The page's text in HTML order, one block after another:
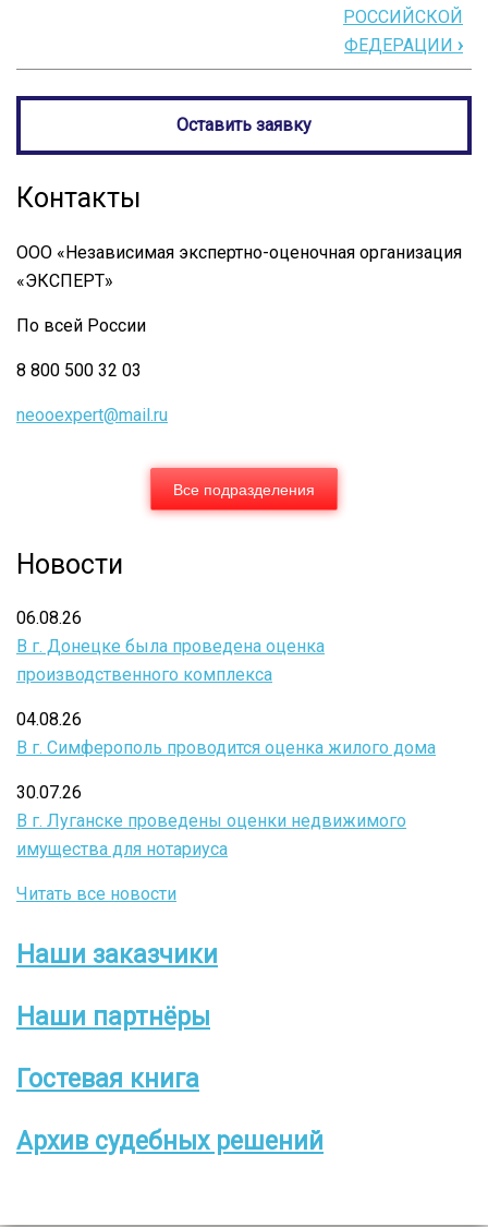
191
ВНЕСЕНИИ
ИЗМЕНЕНИЯ
В
СТАТЬЮ
16
ФЕДЕРАЛЬНОГО
ЗАКОНА
ВВЕДЕНИИ
ДЕЙСТВИЕ
КОДЕКСА
РОССИЙСКОЙ
ФЕДЕРАЦИИ ›
Оставить заявку
Контакты
ООО «Независимая экспертно-оценочная организация
«ЭКСПЕРТ»
По всей России
8 800 500 32 03
neooexpert@mail.ru
Все подразделения
Новости
06.08.26
В г. Донецке была проведена оценка
производственного комплекса
04.08.26
В г. Симферополь проводится оценка жилого дома
30.07.26
В г. Луганске проведены оценки недвижимого
имущества для нотариуса
Читать все новости
Боковое
меню
Наши заказчики
Наши партнёры
Гостевая книга
Архив судебных решений